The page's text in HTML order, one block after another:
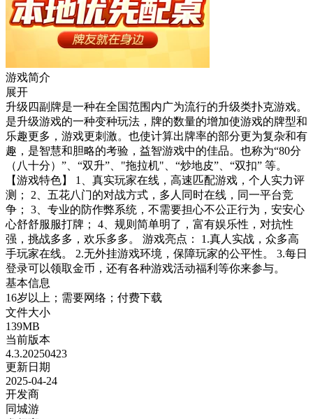
游戏简介
展开
升级四副牌是一种在全国范围内广为流行的升级类扑克游戏。
是升级游戏的一种变种玩法，牌的数量的增加使游戏的牌型和
乐趣更多，游戏更刺激。也使计算出牌率的部分更为复杂和有
趣，是智慧和胆略的考验，益智游戏中的佳品。也称为“80分
（八十分）”、“双升”、"拖拉机"、“炒地皮”、“双扣” 等。
【游戏特色】 1、真实玩家在线，高速匹配游戏，个人实力评
测； 2、五花八门的对战方式，多人同时在线，同一平台竞
争； 3、专业的防作弊系统，不需要担心不公正行为，安安心
心舒舒服服打牌； 4、规则简单明了，富有娱乐性，对抗性
强，挑战多多，欢乐多多。 游戏亮点： 1.真人实战，众多高
手玩家在线。 2.无外挂游戏环境，保障玩家的公平性。 3.每日
登录可以领取金币，还有各种游戏活动福利等你来参与。
基本信息
16岁以上；需要网络；付费下载
文件大小
139MB
当前版本
4.3.20250423
更新日期
2025-04-24
开发商
同城游